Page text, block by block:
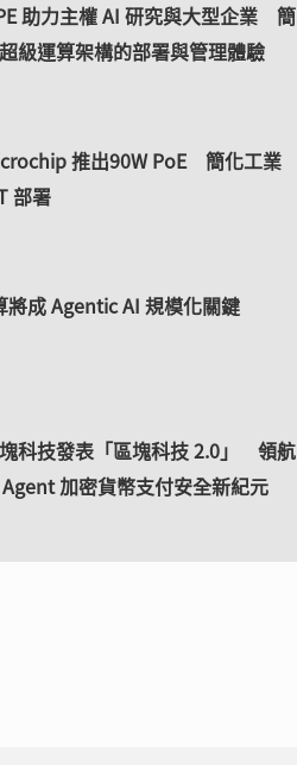
助力主權 AI 研究與大型企業 簡
級運算架構的部署與管理體驗
推出90W PoE 簡化工業
部署
成 Agentic AI 規模化關鍵
科技發表「區塊科技 2.0」 領航
加密貨幣支付安全新紀元